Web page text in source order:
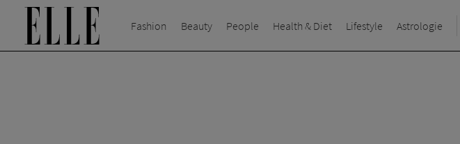
Fashion Beauty People Health & Diet Lifestyle Astrologie